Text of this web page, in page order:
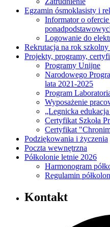
Egzamin ósmoklasisty i
Informator o
Logowanie do
Rekrutacja na rok
Projekty, programy,
Programy Unijne
Narodowego
lata 2021-2025
Program
Wyposażenie
„Legnicka
Certyfikat Szkoła
Certyfikat
Podziękowania i życzenia
Poczta wewnętrzna
Półkolonie letnie 2026
Harmonogram
Regulamin
Kontakt